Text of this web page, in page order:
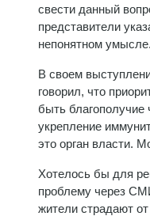
свести данный
представители
непонятном умысле.
В своем
говорил, что
быть благополучие
укрепление
это орган власти.
Хотелось бы для
проблему через
жители страдают